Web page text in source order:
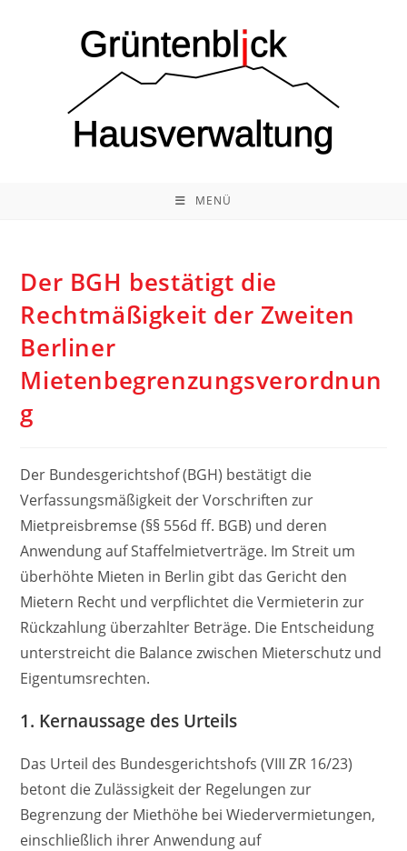
MENÜ
Der BGH bestätigt die
Rechtmäßigkeit der Zweiten
Berliner
Mietenbegrenzungsverordnun
g
Der Bundesgerichtshof (BGH) bestätigt die
Verfassungsmäßigkeit der Vorschriften zur
Mietpreisbremse (§§ 556d ff. BGB) und deren
Anwendung auf Staffelmietverträge. Im Streit um
überhöhte Mieten in Berlin gibt das Gericht den
Mietern Recht und verpflichtet die Vermieterin zur
Rückzahlung überzahlter Beträge. Die Entscheidung
unterstreicht die Balance zwischen Mieterschutz und
Eigentumsrechten.
1. Kernaussage des Urteils
Das Urteil des Bundesgerichtshofs (VIII ZR 16/23)
betont die Zulässigkeit der Regelungen zur
Begrenzung der Miethöhe bei Wiedervermietungen,
einschließlich ihrer Anwendung auf